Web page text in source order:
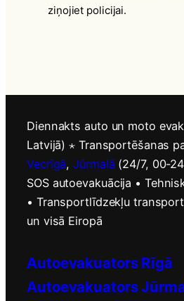
ziņojiet policijai.
Diennakts auto un moto
Latvijā) ⋆ Transportēšanas
Vecrīgā,Jūrmalā (24/7, 00-
SOS autoevakuācija •
• Transportlīdzekļu
un visā Eiropā
Autoevakuators Rīgā
Autoevakuators